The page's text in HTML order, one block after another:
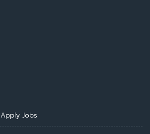
Apply Jobs